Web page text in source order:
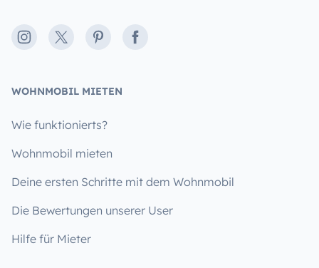
Instagram
X PinterestFacebook
WOHNMOBIL MIETEN
Wie funktionierts?
Wohnmobil mieten
Deine ersten Schritte mit dem Wohnmobil
Die Bewertungen unserer User
Hilfe für Mieter